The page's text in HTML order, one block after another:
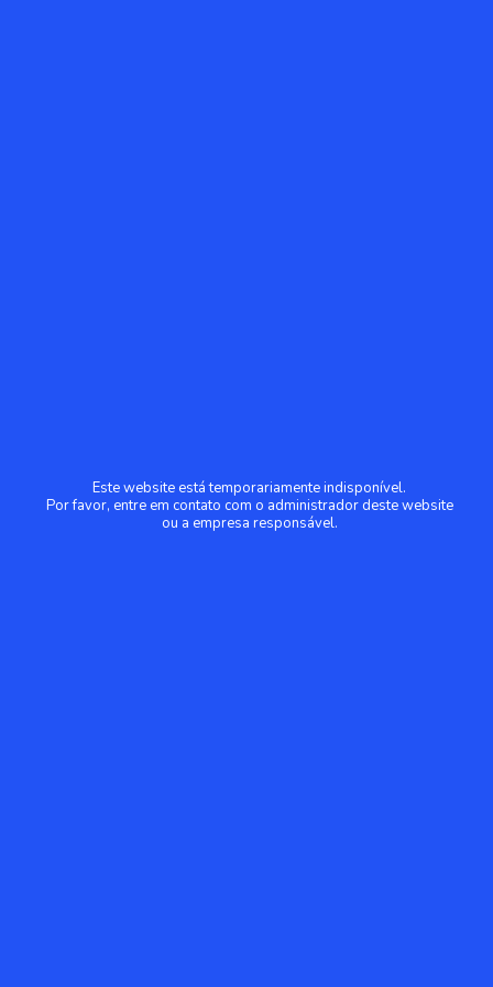
Este website está temporariamente indisponível.
Por favor, entre em contato com o administrador deste website
ou a empresa responsável.